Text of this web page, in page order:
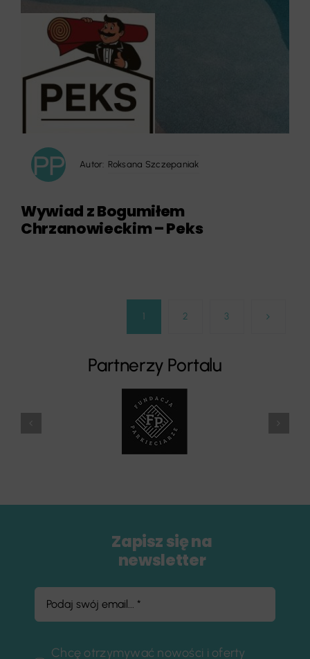
Autor: Roksana Szczepaniak
Wywiad z Bogumiłem
Chrzanowieckim – Peks
1 2 3
Partnerzy Portalu
Zapisz się na
newsletter
Chcę otrzymywać nowości i oferty